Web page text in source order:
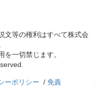
文等の権利はすべて株式会
一切禁じます。
ーポリシー / 免責